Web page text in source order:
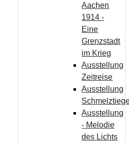
Aachen
1914 -
Eine
Grenzstadt
im Krieg
Ausstellung
Zeitreise
Ausstellung
Ausstellung
- Melodie
des Lichts